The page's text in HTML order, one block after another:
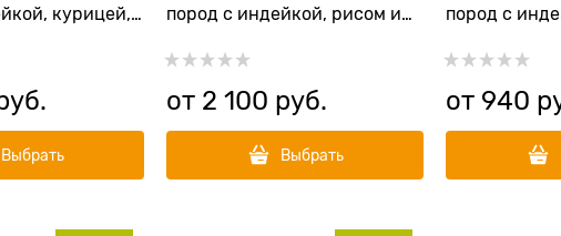
курицей,
Выбрать
пород с индейкой, рисом и
от 2 100 руб.
Выбрать
пород с
от 940